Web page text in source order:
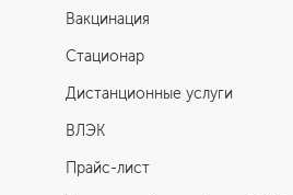
Вакцинация
Стационар
Дистанционные услуги
ВЛЭК
Прайс-лист